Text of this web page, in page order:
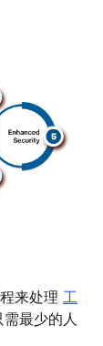
来处理 工
最少的人